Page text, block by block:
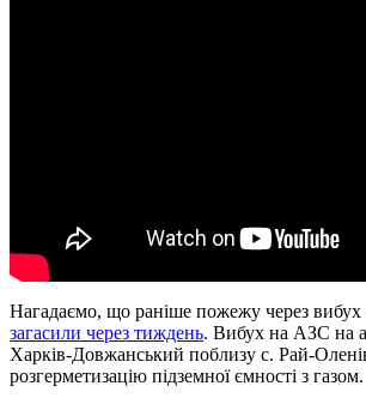
Нагадаємо, що раніше пожежу через вибух
загасили через тиждень. Вибух на АЗС на
Харків-Довжанський поблизу с. Рай-
розгерметизацію підземної ємності з газом.